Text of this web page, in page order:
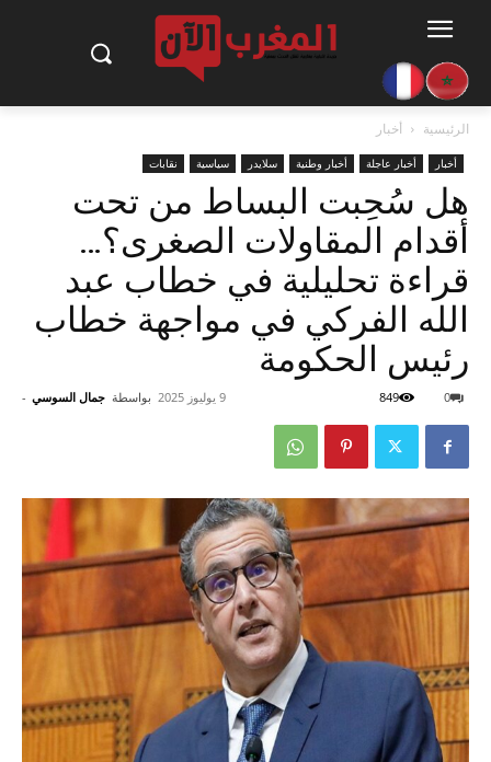
الرئيسية أخبار
أخبار أخبار عاجلة أخبار وطنية سلايدر سياسية نقابات
هل سُحِبت البساط من تحت
أقدام المقاولات الصغرى؟…
قراءة تحليلية في خطاب عبد
الله الفركي في مواجهة خطاب
رئيس الحكومة
بواسطة جمال السوسي - 9 يوليوز 2025 0
849